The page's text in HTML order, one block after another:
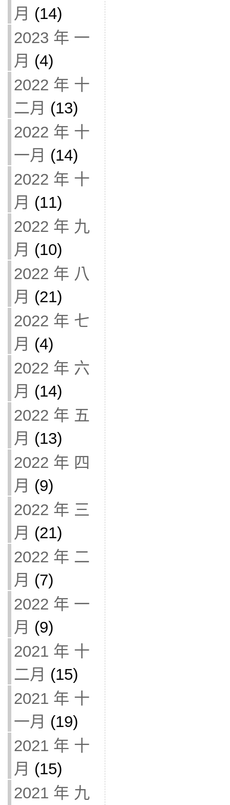
月 (14)
2023 年 一
月 (4)
2022 年 十
二月 (13)
2022 年 十
一月 (14)
2022 年 十
月 (11)
2022 年 九
月 (10)
2022 年 八
月 (21)
2022 年 七
月 (4)
2022 年 六
月 (14)
2022 年 五
月 (13)
2022 年 四
月 (9)
2022 年 三
月 (21)
2022 年 二
月 (7)
2022 年 一
月 (9)
2021 年 十
二月 (15)
2021 年 十
一月 (19)
2021 年 十
月 (15)
2021 年 九